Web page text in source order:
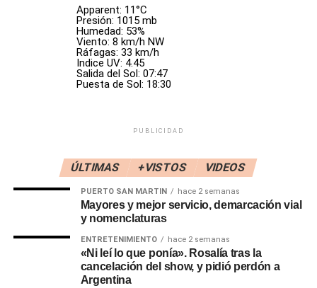
0
Además, en su web dieron todos los detalles de cómo fue
el intercambio con el capitán de la Scaloneta, y la compra.
«El 10 de diciembre de 2023, recibimos un mensaje que
nos llenó de alegría y emoción. Nada menos que Leo
Messi nos escribió por Instagram para expresar su
Apparent: 11°C
Presión: 1015 mb
Humedad: 53%
Viento: 8 km/h NW
Ráfagas: 33 km/h
Indice UV: 4.45
Salida del Sol: 07:47
Puesta de Sol: 18:30
PUBLICIDAD
ÚLTIMAS +VISTOS VIDEOS
PUERTO SAN MARTIN hace 2 semanas
Mayores y mejor servicio, demarcación vial
y nomenclaturas
ENTRETENIMIENTO hace 2 semanas
«Ni leí lo que ponía». Rosalía tras la
cancelación del show, y pidió perdón a
Argentina